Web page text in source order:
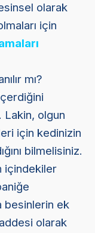
olarak
için
mı?
Lakin, olgun
için kedinizin
bilmelisiniz.
içindekiler
besinlerin ek
olarak